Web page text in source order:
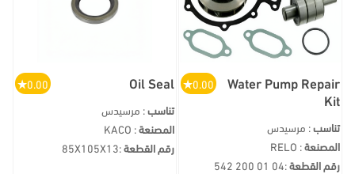
0.00
Water Pump Repair
Kit
تناسب: مرسيدس
المصنعة: RELO
رقم القطعة:
542 200 01 04
0.00 Oil Seal
تناسب: مرسيدس
المصنعة: KACO
رقم القطعة:
85X105X13